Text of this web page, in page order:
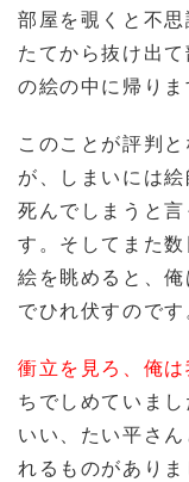
部屋を覗くと不
たてから抜け出
の絵の中に帰りま
このことが評判
が、しまいには
死んでしまうと
す。そしてまた
絵を眺めると、
でひれ伏すのです
衝立を見ろ、俺
ちでしめていま
いい、たい平さ
れるものがありま